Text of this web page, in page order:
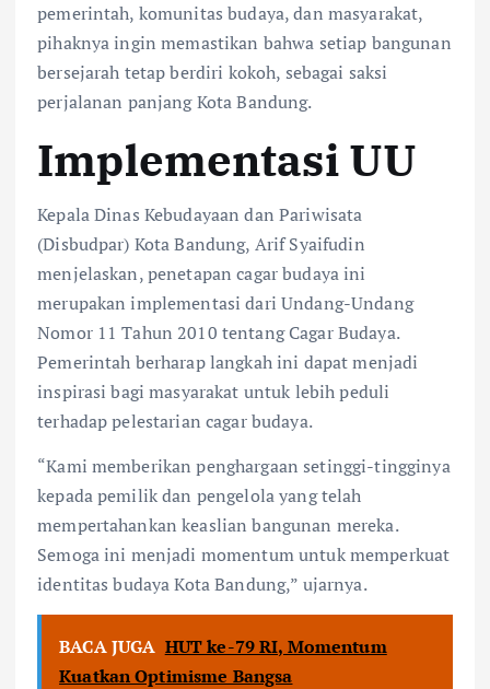
pemerintah, komunitas budaya, dan masyarakat,
pihaknya ingin memastikan bahwa setiap bangunan
bersejarah tetap berdiri kokoh, sebagai saksi
perjalanan panjang Kota Bandung.
Implementasi UU
Kepala Dinas Kebudayaan dan Pariwisata
(Disbudpar) Kota Bandung, Arif Syaifudin
menjelaskan, penetapan cagar budaya ini
merupakan implementasi dari Undang-Undang
Nomor 11 Tahun 2010 tentang Cagar Budaya.
Pemerintah berharap langkah ini dapat menjadi
inspirasi bagi masyarakat untuk lebih peduli
terhadap pelestarian cagar budaya.
“Kami memberikan penghargaan setinggi-tingginya
kepada pemilik dan pengelola yang telah
mempertahankan keaslian bangunan mereka.
Semoga ini menjadi momentum untuk memperkuat
identitas budaya Kota Bandung,” ujarnya.
BACA JUGA HUT ke-79 RI, Momentum
Kuatkan Optimisme Bangsa